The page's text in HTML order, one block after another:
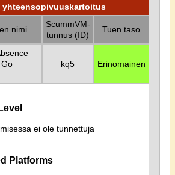
yhteensopivuuskartoitus
nimi
ScummVM-
tunnus (ID)
Tuen taso
kq5 Erinomainen
ei ole tunnettuja
Platforms